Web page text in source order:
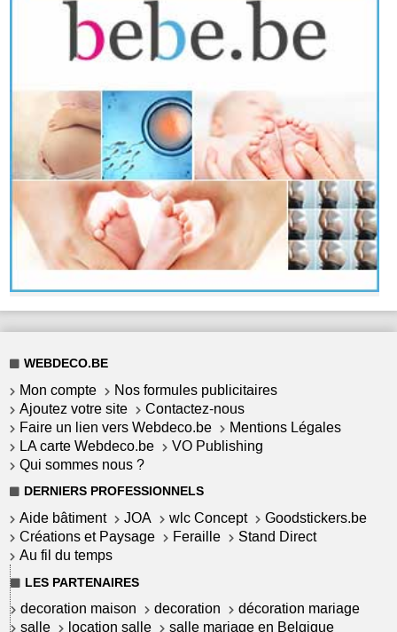
WEBDECO.BE
Mon compte
Nos formules publicitaires
Ajoutez votre site
Contactez-nous
Faire un lien vers Webdeco.be
Mentions Légales
LA carte Webdeco.be
VO Publishing
Qui sommes nous ?
DERNIERS PROFESSIONNELS
Aide bâtiment JOA wlc Concept
Goodstickers.be
Créations et Paysage
Feraille
Stand Direct
Au fil du temps
LES PARTENAIRES
decoration maison decoration
décoration mariage
salle
location salle salle mariage en Belgique